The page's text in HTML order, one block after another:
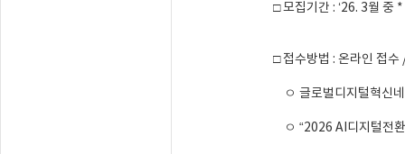
□ 모집기간 : ‘26. 3월 중
□ 접수방법 : 온라인 접
ㅇ 글로벌디지털혁신네
ㅇ “2026 AI디지털전